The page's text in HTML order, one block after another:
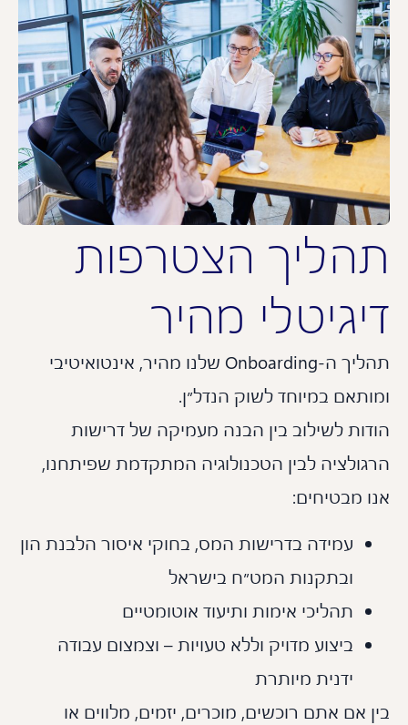
הצטרפות
מהיר
תהליך ה-Onboarding שלנו מהיר, אינטואיטיבי
במיוחד לשוק הנדל״ן.
לשילוב בין הבנה מעמיקה של דרישות
לבין הטכנולוגיה המתקדמת שפיתחנו,
מבטיחים:
עמידה בדרישות המס, בחוקי איסור הלבנת הון
ובתקנות המט״ח בישראל
תהליכי אימות ותיעוד אוטומטיים
ביצוע מדויק וללא טעויות – וצמצום עבודה
ידנית מיותרת
אם אתם רוכשים, מוכרים, יזמים, מלווים או